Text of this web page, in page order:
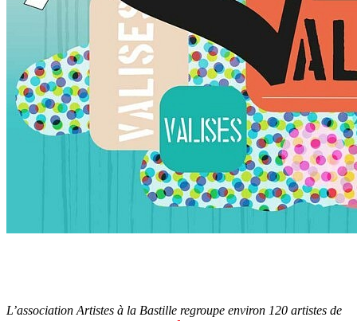
L’association Artistes à la Bastille regroupe environ 120 artistes de